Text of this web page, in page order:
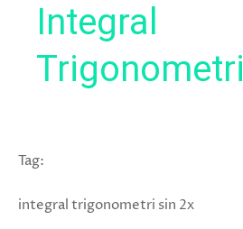
Integral
Trigonometri
Tag:
integral trigonometri sin 2x